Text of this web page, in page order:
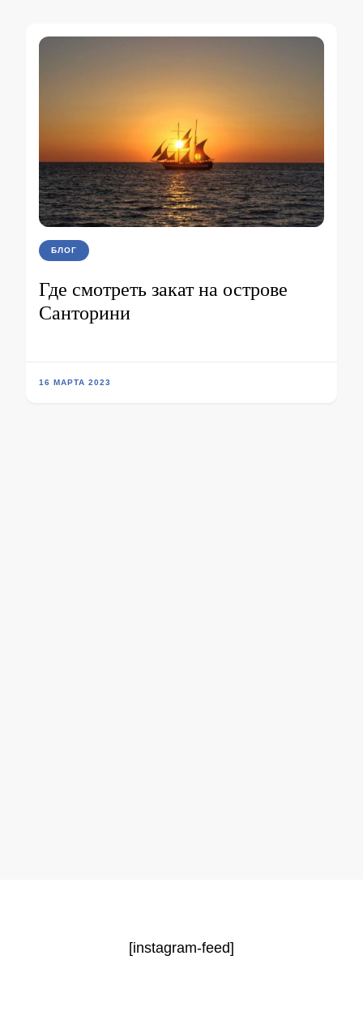
БЛОГ
Где смотреть закат на острове
Санторини
16 МАРТА 2023
[instagram-feed]